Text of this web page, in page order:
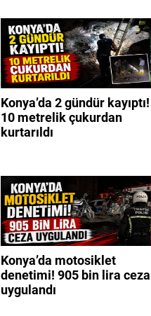
Konya’da 2 gündür kayıptı!
10 metrelik çukurdan
kurtarıldı
Konya’da motosiklet
denetimi! 905 bin lira ceza
uygulandı